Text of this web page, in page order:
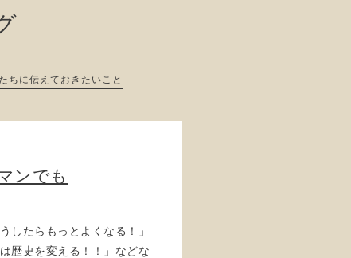
ちに伝えておきたいこと
ンでも
したらもっとよくなる！」
歴史を変える！！」などな